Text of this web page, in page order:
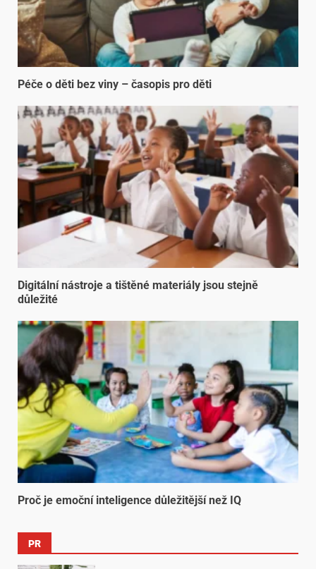
Péče o děti bez viny – časopis pro děti
Digitální nástroje a tištěné materiály jsou stejně
důležité
Proč je emoční inteligence důležitější než IQ
PR